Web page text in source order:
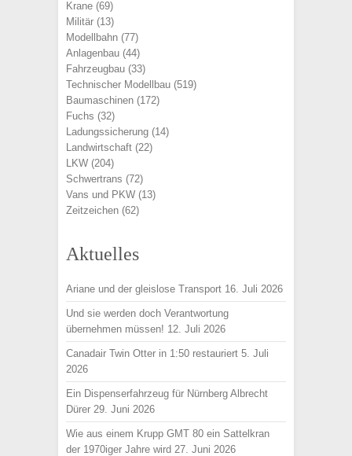
Krane (69)
Militär (13)
Modellbahn (77)
Anlagenbau (44)
Fahrzeugbau (33)
Technischer Modellbau (519)
Baumaschinen (172)
Fuchs (32)
Ladungssicherung (14)
Landwirtschaft (22)
LKW (204)
Schwertrans (72)
Vans und PKW (13)
Zeitzeichen (62)
Aktuelles
Ariane und der gleislose Transport 16. Juli 2026
Und sie werden doch Verantwortung
übernehmen müssen! 12. Juli 2026
Canadair Twin Otter in 1:50 restauriert 5. Juli
2026
Ein Dispenserfahrzeug für Nürnberg Albrecht
Dürer 29. Juni 2026
Wie aus einem Krupp GMT 80 ein Sattelkran
der 1970iger Jahre wird 27. Juni 2026